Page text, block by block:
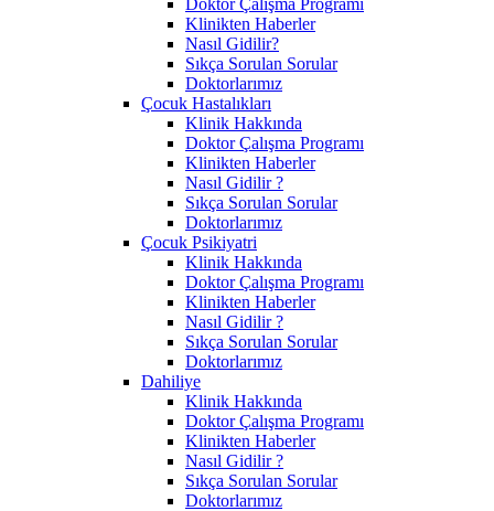
Klinikten Haberler
Nasıl Gidilir?
Sıkça Sorulan Sorular
Doktorlarımız
Çocuk Hastalıkları
Klinik Hakkında
Doktor Çalışma Programı
Klinikten Haberler
Nasıl Gidilir ?
Sıkça Sorulan Sorular
Doktorlarımız
Çocuk Psikiyatri
Klinik Hakkında
Doktor Çalışma Programı
Klinikten Haberler
Nasıl Gidilir ?
Sıkça Sorulan Sorular
Doktorlarımız
Dahiliye
Klinik Hakkında
Doktor Çalışma Programı
Klinikten Haberler
Nasıl Gidilir ?
Sıkça Sorulan Sorular
Doktorlarımız